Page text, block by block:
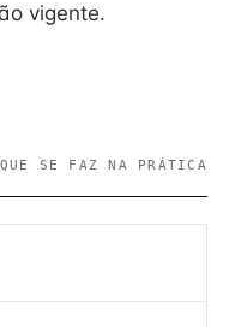
vigente.
SE FAZ NA PRÁTICA